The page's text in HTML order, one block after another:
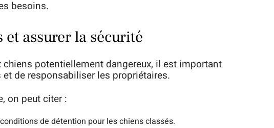
besoins.
assurer la sécurité
potentiellement dangereux, il est important
de responsabiliser les propriétaires.
on peut citer :
de détention pour les chiens classés.